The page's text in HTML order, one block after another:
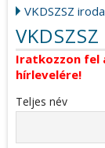
VKDSZSZ iroda
Iratkozzon fel
hírlevelére!
Teljes név